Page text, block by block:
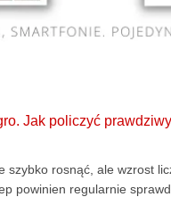
Jak policzyć
szybko rosnąć, ale wzrost
powinien regularnie